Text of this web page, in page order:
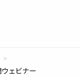
ェビナー